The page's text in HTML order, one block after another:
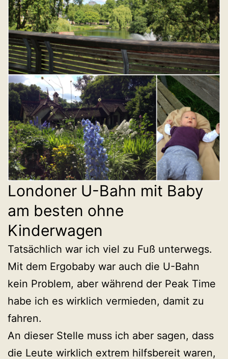
Londoner U-Bahn mit Baby
am besten ohne
Kinderwagen
Tatsächlich war ich viel zu Fuß unterwegs.
Mit dem Ergobaby war auch die U-Bahn
kein Problem, aber während der Peak Time
habe ich es wirklich vermieden, damit zu
fahren.
An dieser Stelle muss ich aber sagen, dass
die Leute wirklich extrem hilfsbereit waren,